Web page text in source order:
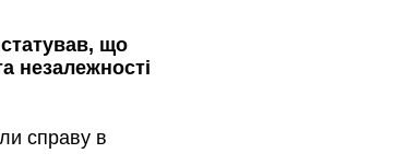
що
незалежності
справу в